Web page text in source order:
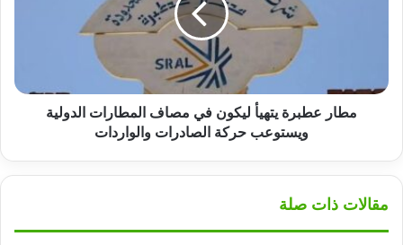
ويستوعب
مطار عطبرة يتهيأ ليكون في مصاف المطارات الدولية
ويستوعب حركة الصادرات والواردات
مقالات ذات صلة